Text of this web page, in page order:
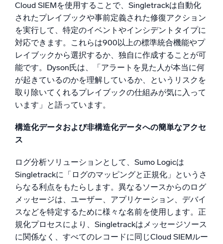
Cloud SIEMを使用することで、Singletrackは自動化
されたプレイブックや事前定義された修復アクション
を実行して、特定のイベントやインシデントタイプに
対応できます。これらは900以上の標準統合機能やプ
レイブックから選択するか、独自に作成することが可
能です。Dyson氏は、「アラートを見た人が本当に何
が起きているのかを理解しているか、というリスクを
取り除いてくれるプレイブックの仕組みが気に入って
います」と語っています。
構造化データおよび非構造化データへの簡単なアクセ
ス
ログ分析ソリューションとして、Sumo Logicは
Singletrackに「ログのマッピングと正規化」というさ
らなる利点をもたらします。異なるソースからのログ
メッセージは、ユーザー、アプリケーション、デバイ
スなどを特定するために様々な名前を使用します。正
規化プロセスにより、Singletrackはメッセージソース
に関係なく、すべてのレコードに同じCloud SIEMルー